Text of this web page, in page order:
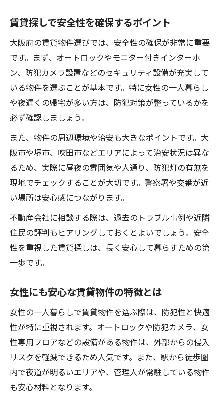
賃貸探しで安全性を確保するポイント
大阪府の賃貸物件選びでは、安全性の確保が非常に重要
です。まず、オートロックやモニター付きインターホ
ン、防犯カメラ設置などのセキュリティ設備が充実して
いる物件を選ぶことが基本です。特に女性の一人暮らし
や夜遅くの帰宅が多い方は、防犯対策が整っているかを
必ず確認しましょう。
また、物件の周辺環境や治安も大きなポイントです。大
阪市や堺市、吹田市などエリアによって治安状況は異な
るため、実際に昼夜の雰囲気や人通り、防犯灯の有無を
現地でチェックすることが大切です。警察署や交番が近
い場所は安心感につながります。
不動産会社に相談する際は、過去のトラブル事例や近隣
住民の評判もヒアリングしておくとよいでしょう。安全
性を重視した賃貸探しは、長く安心して暮らすための第
一歩です。
女性にも安心な賃貸物件の特徴とは
女性の一人暮らしで賃貸物件を選ぶ際は、防犯性と快適
性が特に重視されます。オートロックや防犯カメラ、女
性専用フロアなどの設備がある物件は、外部からの侵入
リスクを軽減できるため人気です。また、駅から徒歩圏
内で夜道が明るいエリアや、管理人が常駐している物件
も安心材料となります。